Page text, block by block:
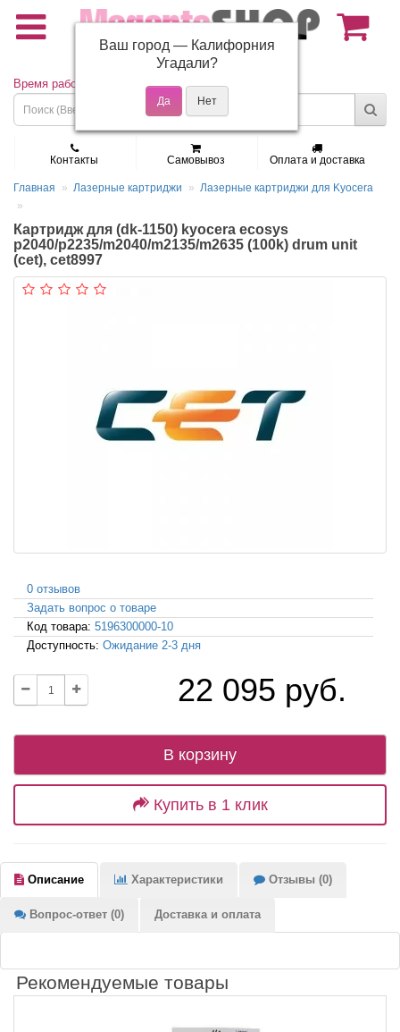
(495) 150-01-37
Время работы: Пн - Пт 9:30 - 19:00
Контакты Самовывоз Оплата и доставка
Главная Лазерные картриджи Лазерные картриджи для Kyocera
Картридж для (dk-1150) kyocera ecosys
p2040/p2235/m2040/m2135/m2635 (100k) drum unit
(cet), cet8997
0 отзывов
Задать вопрос о товаре
Код товара: 5196300000-10
Доступность: Ожидание 2-3 дня
22 095 руб.
В корзину
Купить в 1 клик
Описание Характеристики Отзывы (0)
Вопрос-ответ (0) Доставка и оплата
Рекомендуемые товары
Ваш город — Калифорния
Угадали?